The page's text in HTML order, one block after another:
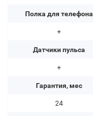
Полка для телефона
+
Датчики пульса
+
Гарантия, мес
24